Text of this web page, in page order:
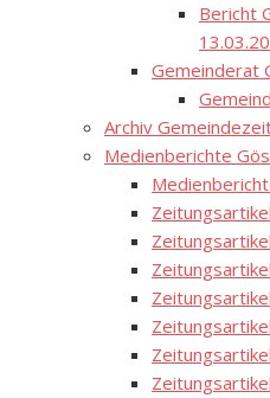
Bericht
Gemeinderat
Archiv
Medienberichte